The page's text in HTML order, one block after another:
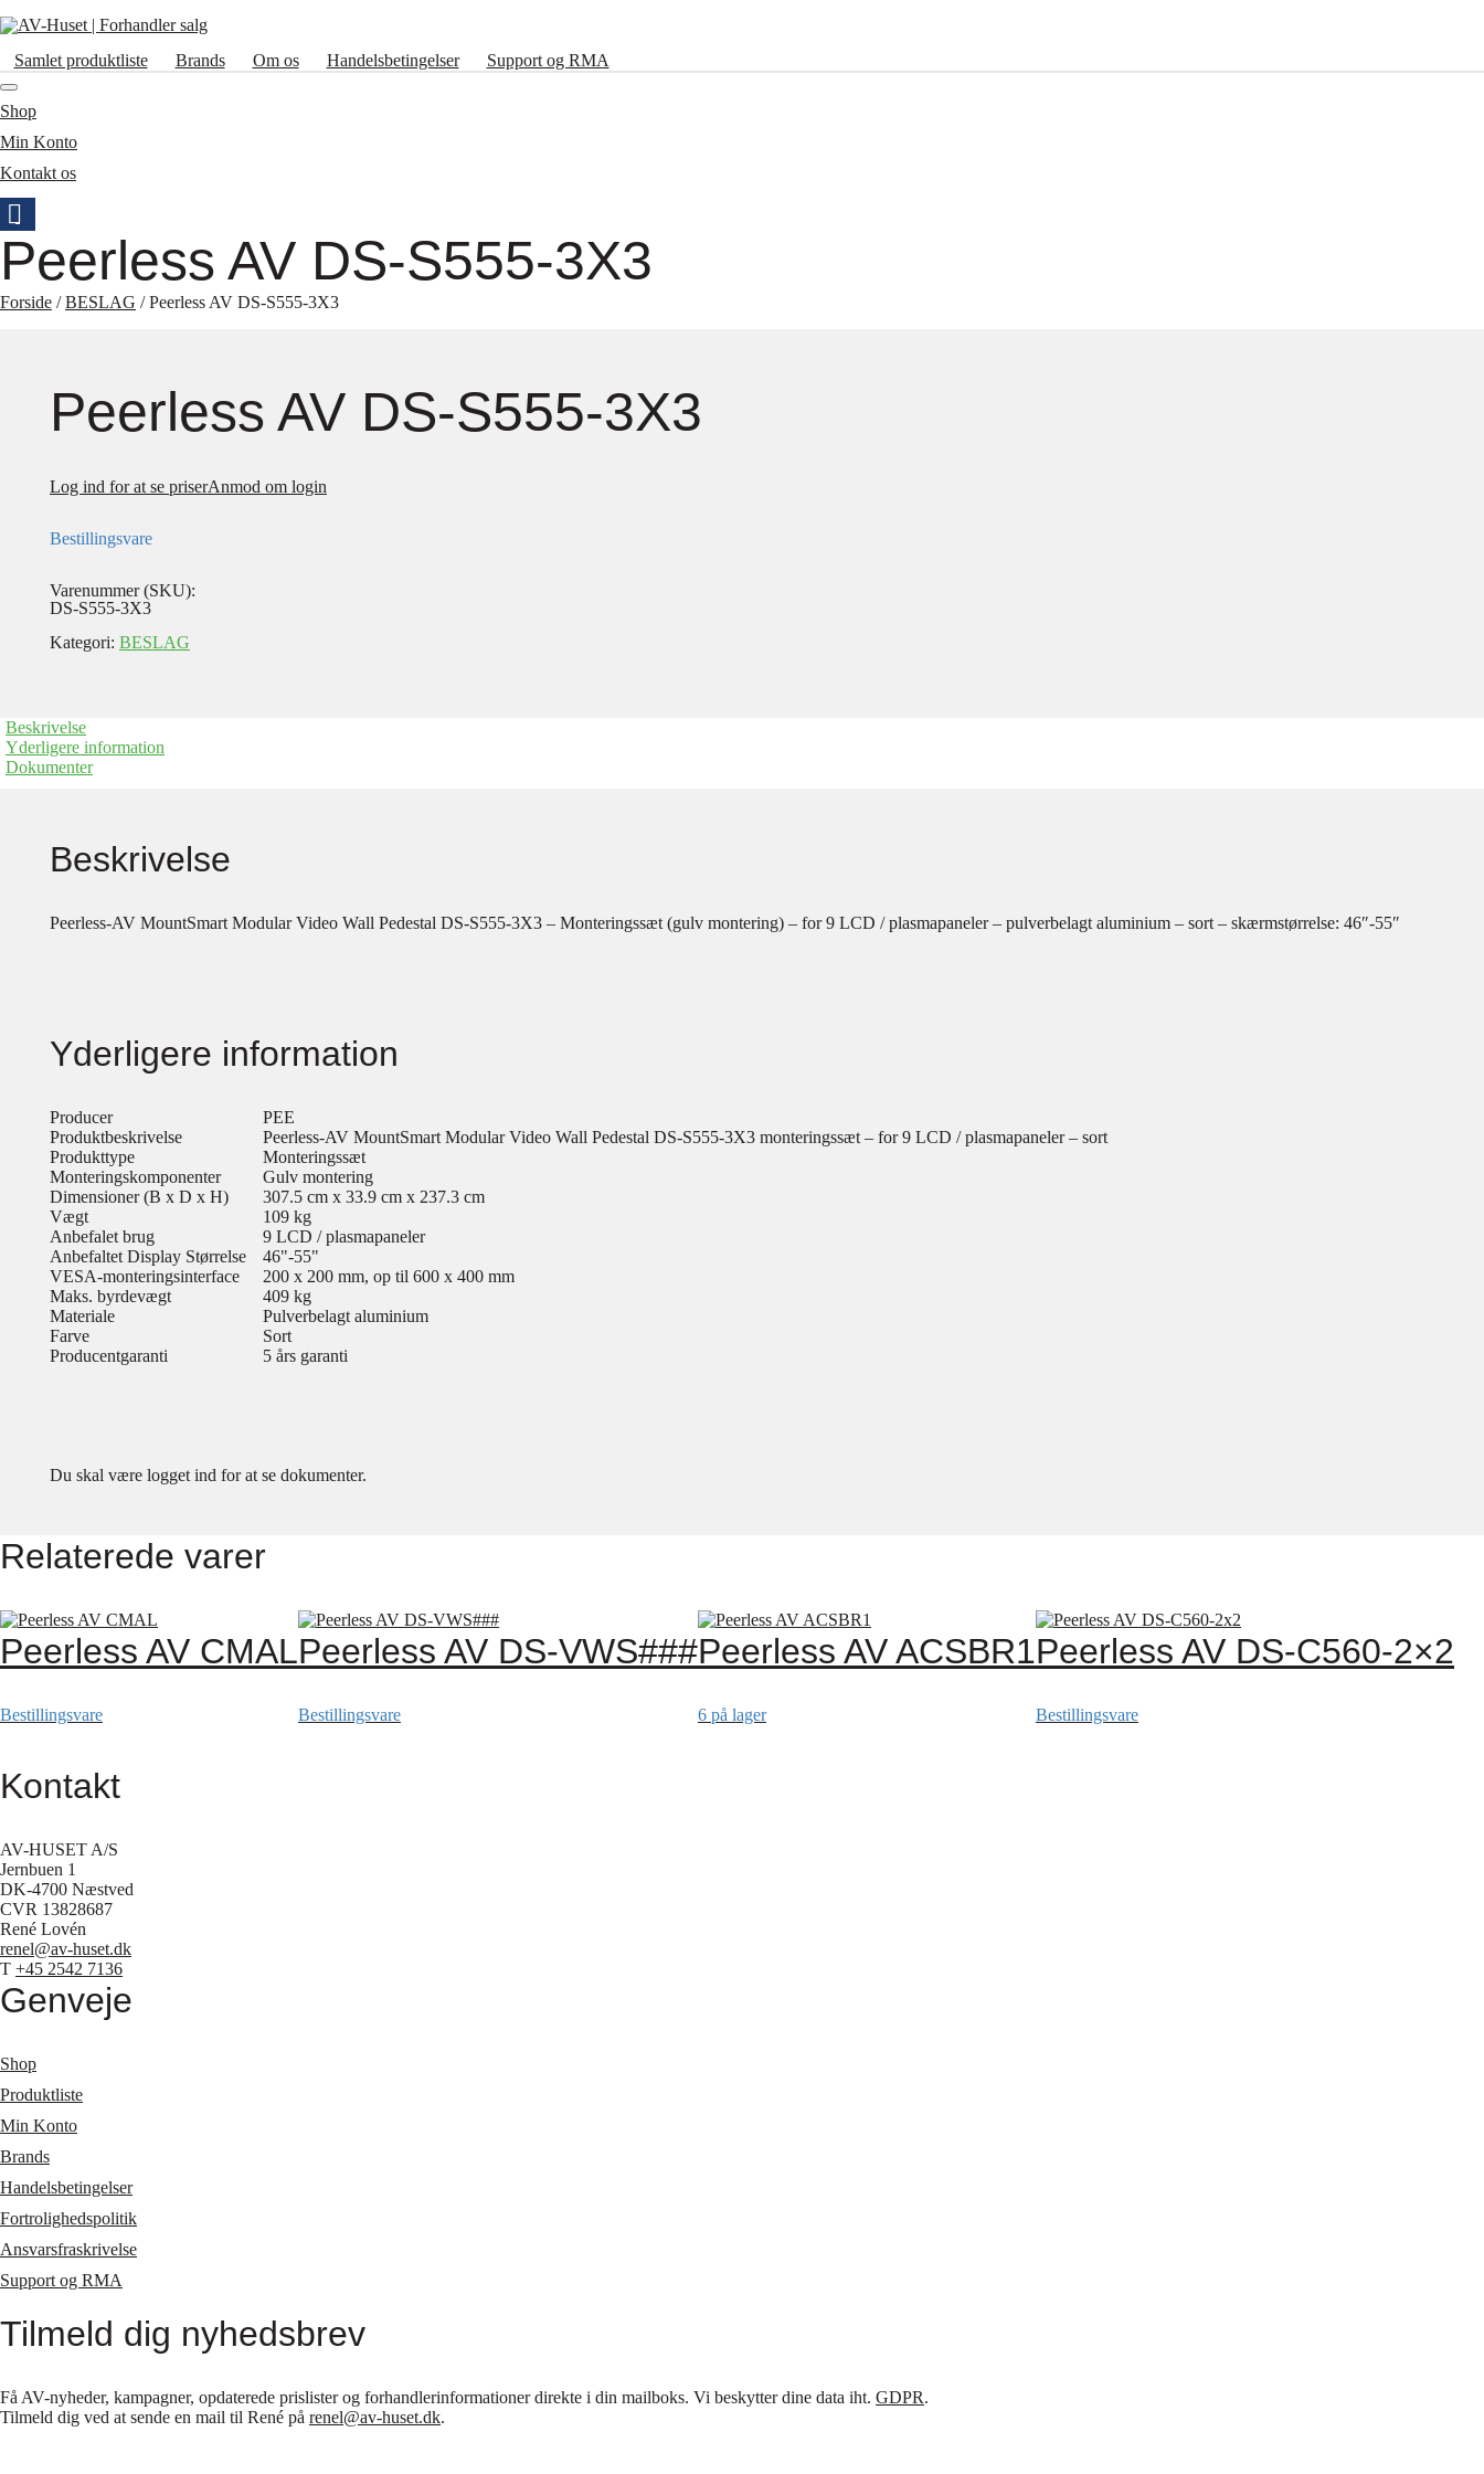
Samlet produktliste Brands Om os Handelsbetingelser Support og RMA
Shop
Min Konto
Kontakt os
Peerless AV DS-S555-3X3
Forside /BESLAG / Peerless AV DS-S555-3X3
Peerless AV DS-S555-3X3
Log ind for at se priserAnmod om login
Bestillingsvare
Varenummer (SKU):
DS-S555-3X3
Kategori: BESLAG
Beskrivelse
Yderligere information
Dokumenter
Beskrivelse
Peerless-AV MountSmart Modular Video Wall Pedestal DS-S555-3X3 – Monteringssæt (gulv montering) – for 9 LCD / plasmapaneler – pulverbelagt aluminium – sort – skærmstørrelse: 46″-55″
Yderligere information
Producer
PEE
Produktbeskrivelse
Peerless-AV MountSmart Modular Video Wall Pedestal DS-S555-3X3 monteringssæt – for 9 LCD / plasmapaneler – sort
Produkttype
Monteringssæt
Monteringskomponenter
Gulv montering
Dimensioner (B x D x H)
307.5 cm x 33.9 cm x 237.3 cm
Vægt
109 kg
Anbefalet brug
9 LCD / plasmapaneler
Anbefaltet Display Størrelse
46"-55"
VESA-monteringsinterface
200 x 200 mm, op til 600 x 400 mm
Maks. byrdevægt
409 kg
Materiale
Pulverbelagt aluminium
Farve
Sort
Producentgaranti
5 års garanti
Du skal være logget ind for at se dokumenter.
Relaterede varer
Peerless AV CMAL
Bestillingsvare
Peerless AV DS-VWS###
Bestillingsvare
Peerless AV ACSBR1
6 på lager
Peerless AV DS-C560-2×2
Bestillingsvare
Kontakt
AV-HUSET A/S
Jernbuen 1
DK-4700 Næstved
CVR 13828687
René Lovén
renel@av-huset.dk
T +45 2542 7136
Genveje
Shop
Produktliste
Min Konto
Brands
Handelsbetingelser
Fortrolighedspolitik
Ansvarsfraskrivelse
Support og RMA
Tilmeld dig nyhedsbrev
Få AV-nyheder, kampagner, opdaterede prislister og forhandlerinformationer direkte i din mailboks. Vi beskytter dine data iht. GDPR.
Tilmeld dig ved at sende en mail til René på renel@av-huset.dk.